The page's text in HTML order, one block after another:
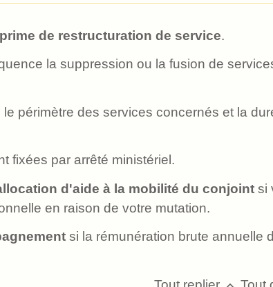
prime de restructuration de service.
la suppression ou la fusion de
périmètre des services concernés et la
fixées par arrêté ministériel.
d'aide à la mobilité du conjoint si
en raison de votre mutation.
si la rémunération brute annuelle